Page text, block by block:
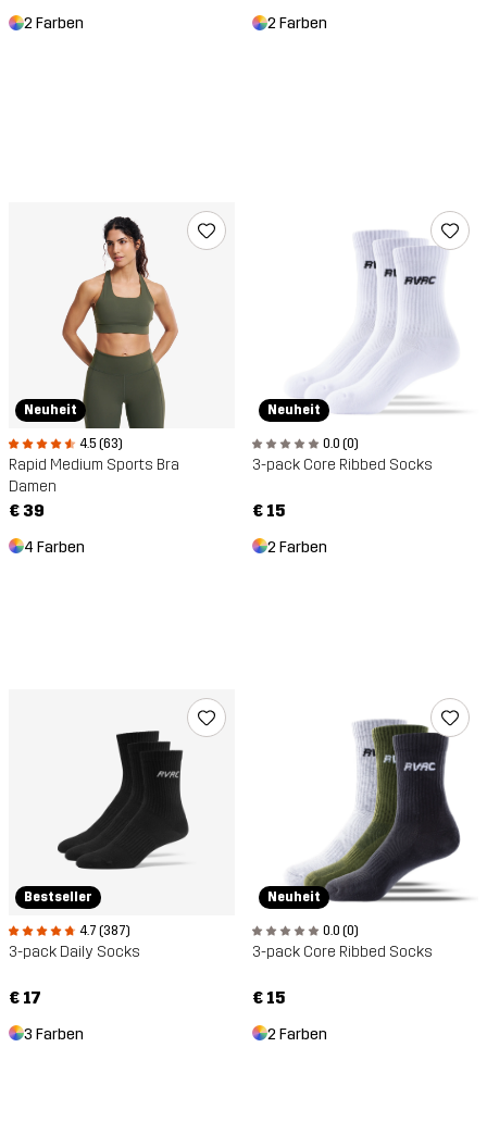
2 Farben 2 Farben
Neuheit
4.5 (63)
Rapid Medium Sports Bra
Damen
€ 39
4 Farben
Neuheit
0.0 (0)
3-pack Core Ribbed Socks
€ 15
2 Farben
Bestseller
4.7 (387)
3-pack Daily Socks
€ 17
3 Farben
Neuheit
0.0 (0)
3-pack Core Ribbed Socks
€ 15
2 Farben